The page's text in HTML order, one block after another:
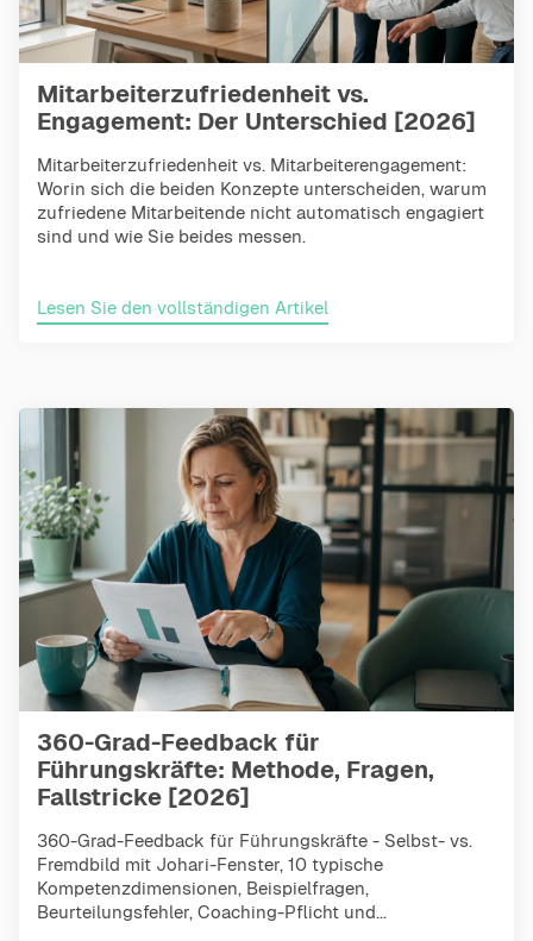
Mitarbeiterzufriedenheit vs.
Engagement: Der Unterschied [2026]
Mitarbeiterzufriedenheit vs. Mitarbeiterengagement:
Worin sich die beiden Konzepte unterscheiden, warum
zufriedene Mitarbeitende nicht automatisch engagiert
sind und wie Sie beides messen.
Lesen Sie den vollständigen Artikel
360-Grad-Feedback für
Führungskräfte: Methode, Fragen,
Fallstricke [2026]
360-Grad-Feedback für Führungskräfte - Selbst- vs.
Fremdbild mit Johari-Fenster, 10 typische
Kompetenzdimensionen, Beispielfragen,
Beurteilungsfehler, Coaching-Pflicht und...